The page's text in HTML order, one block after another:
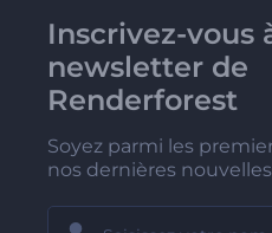
Inscrivez-vous
newsletter de
Renderforest
Soyez parmi les
nos dernières